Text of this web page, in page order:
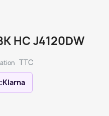
HC J4120DW
TTC
Klarna